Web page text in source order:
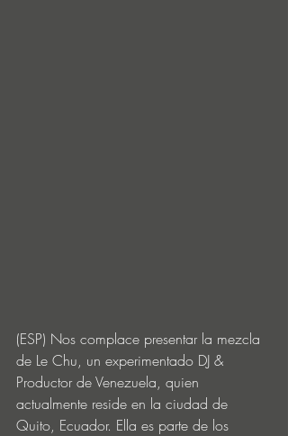
(ESP) Nos complace presentar la mezcla
de Le Chu, un experimentado DJ &
Productor de Venezuela, quien
actualmente reside en la ciudad de
Quito, Ecuador. Ella es parte de los